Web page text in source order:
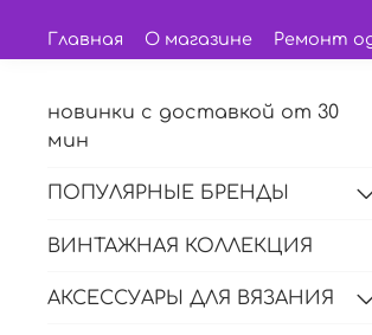
Главная О магазине Ремонт
новинки с доставкой от 30
мин
ПОПУЛЯРНЫЕ БРЕНДЫ
ВИНТАЖНАЯ КОЛЛЕКЦИЯ
АКСЕССУАРЫ ДЛЯ ВЯЗАНИЯ